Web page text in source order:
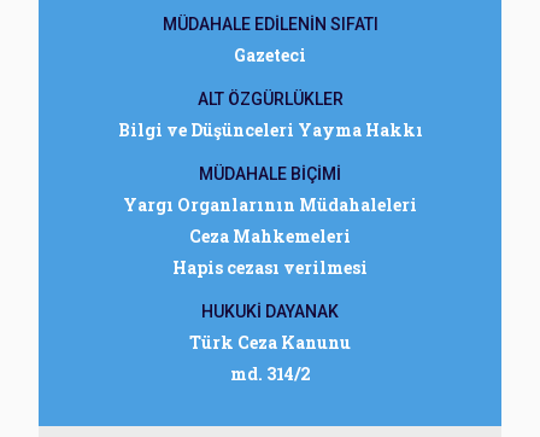
MÜDAHALE EDİLENİN SIFATI
Gazeteci
ALT ÖZGÜRLÜKLER
Bilgi ve Düşünceleri Yayma Hakkı
MÜDAHALE BİÇİMİ
Yargı Organlarının Müdahaleleri
Ceza Mahkemeleri
Hapis cezası verilmesi
HUKUKİ DAYANAK
Türk Ceza Kanunu
md. 314/2